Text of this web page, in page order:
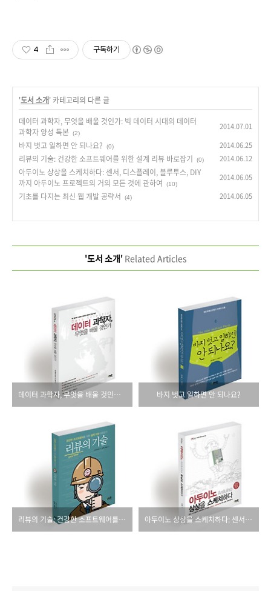
4 구독하기
'도서 소개' 카테고리의 다른 글
데이터 과학자, 무엇을 배울 것인가: 빅 데이터 시대의 데이터
과학자 양성 독본
(2)
2014.07.01
바지 벗고 일하면 안 되나요? (0) 2014.06.25
리뷰의 기술: 건강한 소프트웨어를 위한 설계 리뷰 바로잡기 (0) 2014.06.12
아두이노 상상을 스케치하다: 센서, 디스플레이, 블루투스, DIY
까지 아두이노 프로젝트의 거의 모든 것에 관하여
(10)
2014.06.05
기초를 다지는 최신 웹 개발 공략서 (4) 2014.06.05
'도서 소개'Related Articles
데이터 과학자, 무엇을 배울 것인가: 빅 데이터 시대의 데이터 과학자 양성 독본 바지 벗고 일하면 안 되나요?
리뷰의 기술: 건강한 소프트웨어를 위한 설계 리뷰 바로잡기 아두이노 상상을 스케치하다: 센서, 디스플레이, 블루투스, DIY까지 아두이노 프로젝트의 거의 모든 것에 관하여